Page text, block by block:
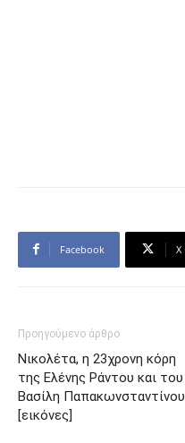
Facebook X
Προηγούμενο άρθρο
Νικολέτα, η 23χρονη κόρη
της Ελένης Ράντου και του
Βασίλη Παπακωνσταντίνου
[εικόνες]